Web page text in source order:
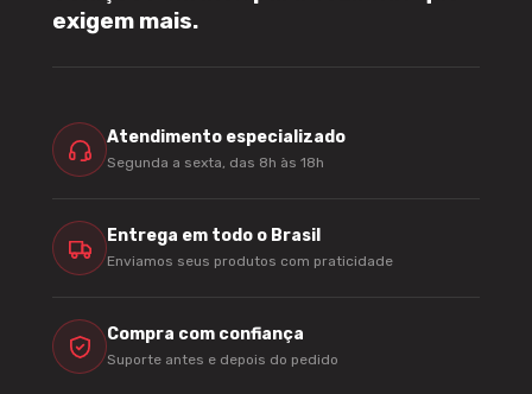
exigem mais.
Atendimento especializado
Segunda a sexta, das 8h às 18h
Entrega em todo o Brasil
Enviamos seus produtos com praticidade
Compra com confiança
Suporte antes e depois do pedido